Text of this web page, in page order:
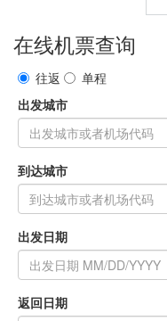
在线机票查询
往返
单程
出发城市
到达城市
出发日期
返回日期